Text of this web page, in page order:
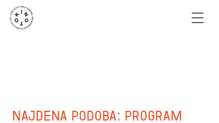
Najdena podoba: Program